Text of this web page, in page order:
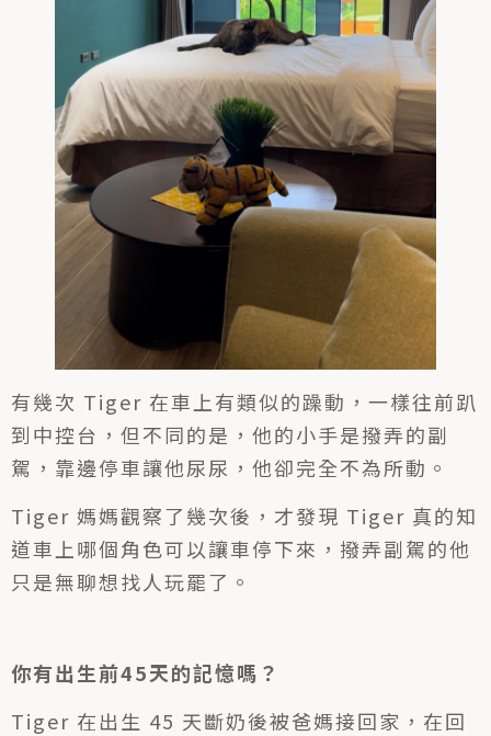
有幾次 Tiger 在車上有類似的躁動，一樣往前趴
到中控台，但不同的是，他的小手是撥弄的副
駕，靠邊停車讓他尿尿，他卻完全不為所動。
Tiger 媽媽觀察了幾次後，才發現 Tiger 真的知
道車上哪個角色可以讓車停下來，撥弄副駕的他
只是無聊想找人玩罷了。
你有出生前45天的記憶嗎？
Tiger 在出生 45 天斷奶後被爸媽接回家，在回